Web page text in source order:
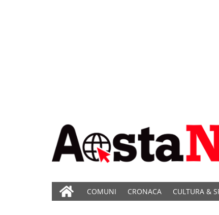
COMUNI CRONACA CULTURA &